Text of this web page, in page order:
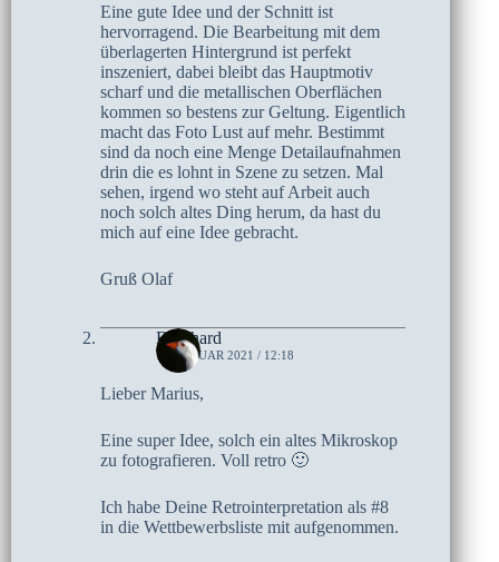
Eine gute Idee und der Schnitt ist
hervorragend. Die Bearbeitung mit dem
überlagerten Hintergrund ist perfekt
inszeniert, dabei bleibt das Hauptmotiv
scharf und die metallischen Oberflächen
kommen so bestens zur Geltung. Eigentlich
macht das Foto Lust auf mehr. Bestimmt
sind da noch eine Menge Detailaufnahmen
drin die es lohnt in Szene zu setzen. Mal
sehen, irgend wo steht auf Arbeit auch
noch solch altes Ding herum, da hast du
mich auf eine Idee gebracht.
Gruß Olaf
Bernhard
13. JANUAR 2021 / 12:18
Lieber Marius,
Eine super Idee, solch ein altes Mikroskop
zu fotografieren. Voll retro 🙂
Ich habe Deine Retrointerpretation als #8
in die Wettbewerbsliste mit aufgenommen.